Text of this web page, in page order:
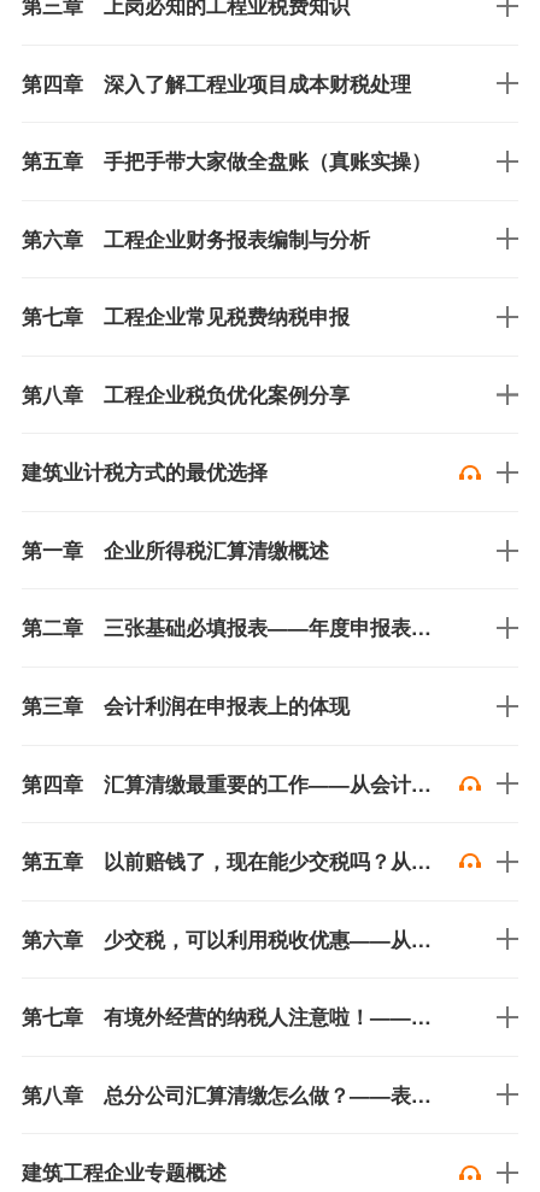
第四章 深入了解工程业项目成本财税处理
第五章 手把手带大家做全盘账（真账实操）
第六章 工程企业财务报表编制与分析
第七章 工程企业常见税费纳税申报
第八章 工程企业税负优化案例分享
建筑业计税方式的最优选择
第一章 企业所得税汇算清缴概述
第二章 三张基础必填报表——年度申报表封面、填报单、基础信息表的填写
第三章 会计利润在申报表上的体现
第四章 汇算清缴最重要的工作——从会计利润到应纳税所得额的第1步
第五章 以前赔钱了，现在能少交税吗？从会计利润到应纳税所得税额的第2步
第六章 少交税，可以利用税收优惠——从会计利润到应纳税所得额的第3步
第七章 有境外经营的纳税人注意啦！——境外所得税收抵免明细表
第八章 总分公司汇算清缴怎么做？——表A109000、A109010
建筑工程企业专题概述